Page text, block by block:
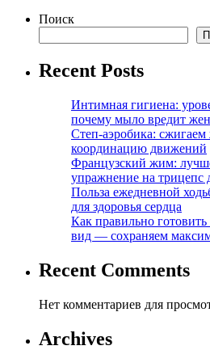
Поиск
Recent Posts
Интимная гигиена:
почему мыло вредит
Степ-аэробика:
координацию движений
Французский жим:
упражнение на
Польза ежедневной
для здоровья сердца
Как правильно
вид — сохраняем
Recent Comments
Нет комментариев для
Archives